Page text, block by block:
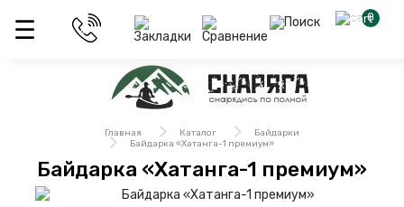
0
Главная Каталог
Байдарки
Байдарка «Хатанга-1 премиум»
Байдарка «Хатанга-1 премиум»